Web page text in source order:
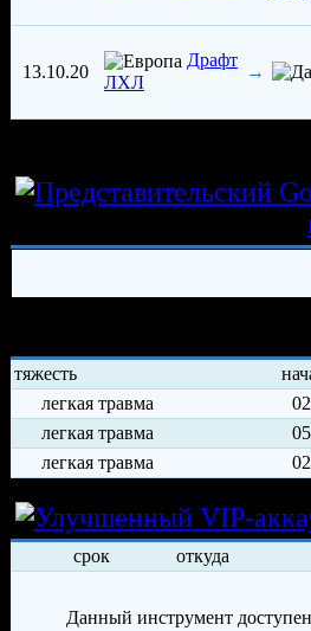
13.10.20
Драфт
ЛХЛ
→
тяжесть
легкая травма
легкая травма
легкая травма
срок откуда
Данный инструмент